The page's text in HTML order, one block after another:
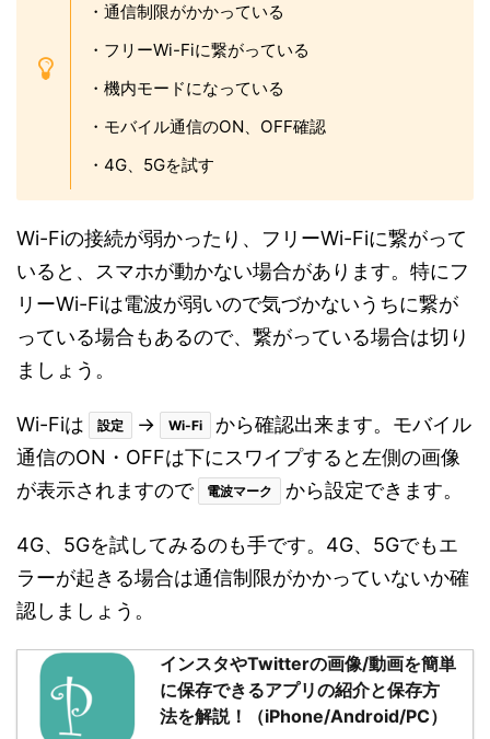
・通信制限がかかっている
・フリーWi-Fiに繋がっている
・機内モードになっている
・モバイル通信のON、OFF確認
・4G、5Gを試す
Wi-Fiの接続が弱かったり、フリーWi-Fiに繋がって
いると、スマホが動かない場合があります。特にフ
リーWi-Fiは電波が弱いので気づかないうちに繋が
っている場合もあるので、繋がっている場合は切り
ましょう。
Wi-Fiは 設定 → Wi-Fi
から確認出来ます。モバイル
通信のON・OFFは下にスワイプすると左側の画像
が表示されますので
電波マーク から設定できます。
4G、5Gを試してみるのも手です。4G、5Gでもエ
ラーが起きる場合は通信制限がかかっていないか確
認しましょう。
インスタやTwitterの画像/動画を簡単
に保存できるアプリの紹介と保存方
法を解説！（iPhone/Android/PC）